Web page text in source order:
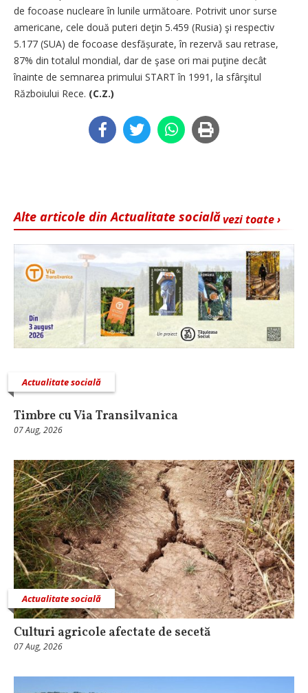
de focoase nucleare în lunile următoare. Potrivit unor surse
americane, cele două puteri deţin 5.459 (Rusia) şi respectiv
5.177 (SUA) de focoase desfă­șurate, în rezervă sau retrase,
87% din totalul mondial, dar de şase ori mai puţine decât
înainte de semnarea primului START în 1991, la sfârşitul
Războiului Rece. (C.Z.)
vezi toate ›
Alte articole din Actualitate socială
Actualitate socială
Timbre cu Via Transilvanica
07 Aug, 2026
Actualitate socială
Culturi agricole afectate de secetă
07 Aug, 2026